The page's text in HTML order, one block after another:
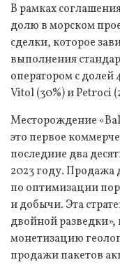
В рамках
долю в морском
сделки, которое
выполнения
оператором с долей
Vitol (30%) и Petroci
Месторождение
это первое
последние два
2023 году. Продажа
по оптимизации
и добычи. Эта
двойной
монетизацию
продажи пакетов